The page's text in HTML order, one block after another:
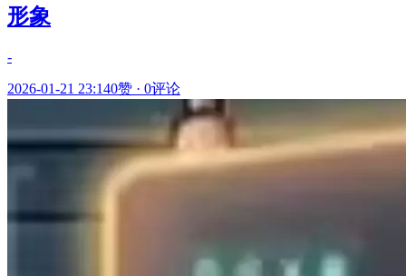
形象
-
2026-01-21 23:140赞 · 0评论